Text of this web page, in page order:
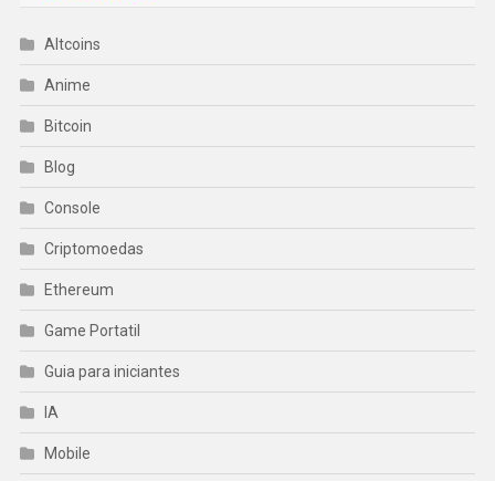
Altcoins
Anime
Bitcoin
Blog
Console
Criptomoedas
Ethereum
Game Portatil
Guia para iniciantes
IA
Mobile